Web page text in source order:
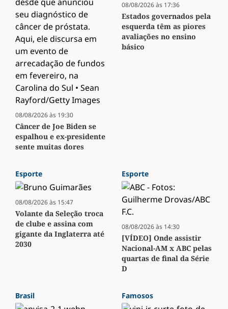
08/08/2026 às 19:30
Câncer de Joe Biden se
espalhou e ex-presidente
sente muitas dores
08/08/2026 às 17:36
Estados governados pela
esquerda têm as piores
avaliações no ensino
básico
Esporte
08/08/2026 às 15:47
Volante da Seleção troca
de clube e assina com
gigante da Inglaterra até
2030
Esporte
08/08/2026 às 14:30
[VÍDEO] Onde assistir
Nacional-AM x ABC pelas
quartas de final da Série
D
Brasil Famosos